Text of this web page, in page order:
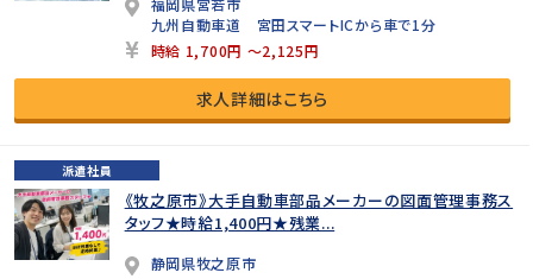
九州自動車道 宮田スマートICから車で1分
時給 1,700円 ～2,125円
求人詳細はこちら
派遣社員
《牧之原市》大手自動車部品メーカーの図面管理事務ス
タッフ★時給1,400円★残業...
静岡県牧之原市